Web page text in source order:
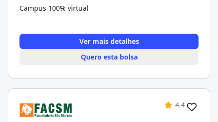
Campus 100% virtual
Ver mais detalhes
Quero esta bolsa
4.4